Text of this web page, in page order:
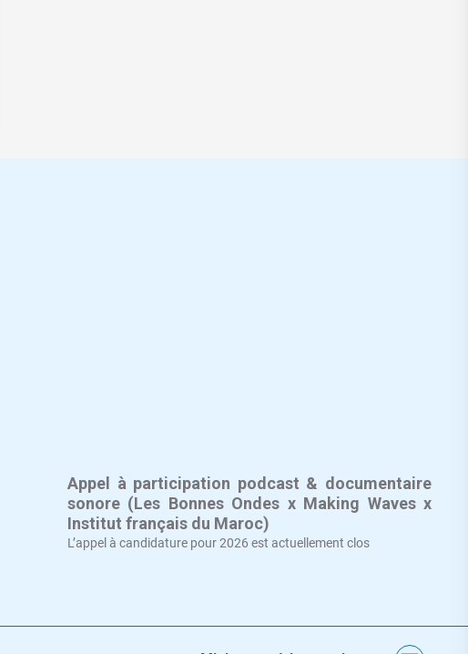
Appel à participation podcast & documentaire
sonore (Les Bonnes Ondes x Making Waves x
Institut français du Maroc)
L’appel à candidature pour 2026 est actuellement clos